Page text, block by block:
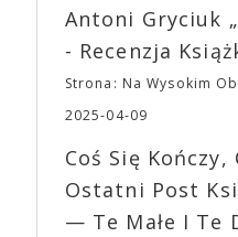
(„Joker”, „Ona”) w
roli. Twórca kultowych
„Midsommar. W biały
osobisty film, który
się z widzami swoimi
„Bo się boi” w kinach
Wystawców i Obsługi.
Waszych ulubionych
napoje oraz drobne
planujemy Strefę
fantastycznego czasu
EXPO XXI!
Antoni Gryciuk
- Recenzja
Strona: Na Wysokim
2025-04-09
Coś Się Kończy,
Ostatni Post
— Te Małe I Te